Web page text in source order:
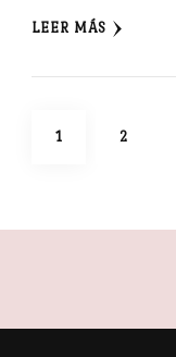
LEER MÁS
Paginación
PÁGINA
1 PÁGINA
2